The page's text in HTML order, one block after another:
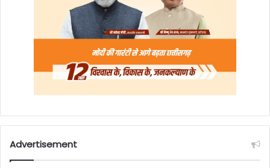
Advertisement